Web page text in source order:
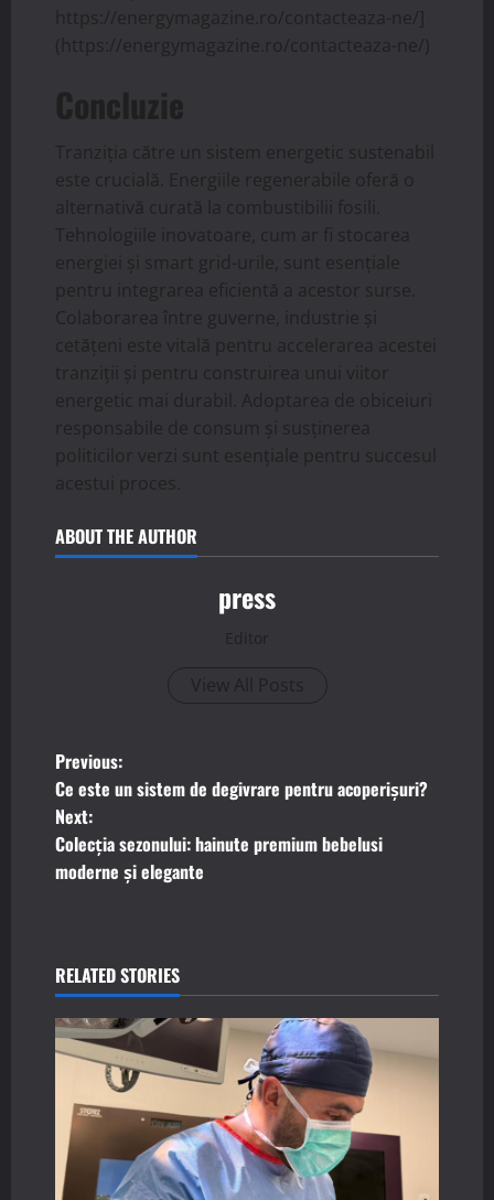
https://energymagazine.ro/contacteaza-ne/]
(https://energymagazine.ro/contacteaza-ne/)
Concluzie
Tranziția către un sistem energetic sustenabil
este crucială. Energiile regenerabile oferă o
alternativă curată la combustibilii fosili.
Tehnologiile inovatoare, cum ar fi stocarea
energiei și smart grid-urile, sunt esențiale
pentru integrarea eficientă a acestor surse.
Colaborarea între guverne, industrie și
cetățeni este vitală pentru accelerarea acestei
tranziții și pentru construirea unui viitor
energetic mai durabil. Adoptarea de obiceiuri
responsabile de consum și susținerea
politicilor verzi sunt esențiale pentru succesul
acestui proces.
ABOUT THE AUTHOR
press
Editor
View All Posts
P
o
s
a
v
g
a
Previous:
Ce este un sistem de degivrare pentru acoperișuri?
Next:
Colecția sezonului: hainute premium bebelusi
moderne și elegante
RELATED STORIES